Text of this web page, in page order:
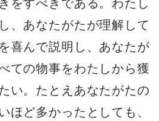
、あなたがたが理解して
喜んで説明し、あなたが
ての物事をわたしから獲
い。たとえあなたがたの
ほど多かったとしても、